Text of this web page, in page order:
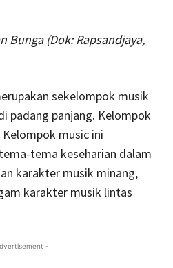
Bunga (Dok: Rapsandjaya,
sekelompok musik
padang panjang. Kelompok
music ini
tema keseharian dalam
karakter musik minang,
karakter musik lintas
-